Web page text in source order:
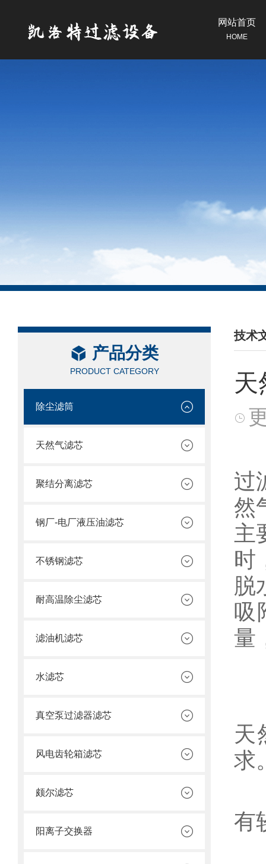
网站首页
HOME
产品分类
PRODUCT CATEGORY
除尘滤筒
天然气滤芯
聚结分离滤芯
钢厂-电厂液压油滤芯
不锈钢滤芯
耐高温除尘滤芯
滤油机滤芯
水滤芯
真空泵过滤器滤芯
风电齿轮箱滤芯
颇尔滤芯
阳离子交换器
技术
/
天
过
然
主
时
脱
吸
量
天
求
有